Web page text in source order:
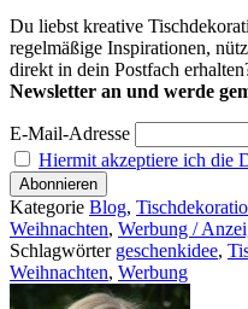
Du liebst kreative
regelmäßige Inspirationen,
direkt in dein Postfach
Newsletter an und werde
E-Mail-Adresse
Hiermit akzeptiere ich die
Kategorie Blog,
Weihnachten, Werbung /
Schlagwörter geschenkidee,
Weihnachten, Werbung